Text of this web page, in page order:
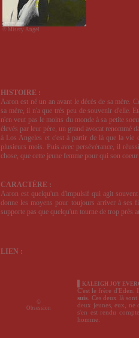
© Misery Angel
HISTOIRE :
Aaron est né un an avant le décès de sa mère.
sa mère, il n'a que très peu de souvenir d'elle.
n'en veut pas le moins du monde à sa petite
élevés par leur père, un grand avocat renommé
à Los Angeles et c'est à partir de là que la vie
plusieurs mois. Puis avec persévérance, il
chose, que cette jeune femme pour qui son
CARACTÈRE :
Aaron est quelqu'un d'impulsif qui agit
donne les moyens pour toujours arriver à ses
supporte pas que quelqu'un tourne de trop près
LIEN :
©
Obsession
KALEIGH JOY
C'est le frère d'Eden.
suis . Ces deux là
deux jeunes, eux, ne
s'en est rendu
homme.